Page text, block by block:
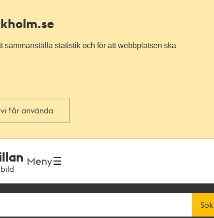
statistik och för att webbplatsen ska
får använda
Meny
Sök